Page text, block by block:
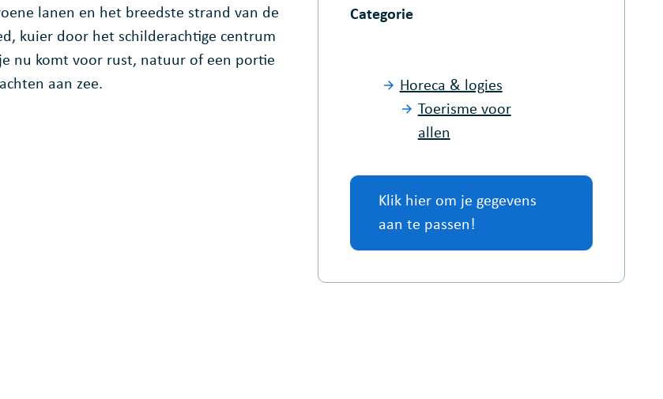
lanen en het breedste strand van de
kuier door het schilderachtige centrum
nu komt voor rust, natuur of een portie
aan zee.
Categorie
Horeca & logies
Toerisme voor
allen
Klik hier om je gegevens
aan te passen!